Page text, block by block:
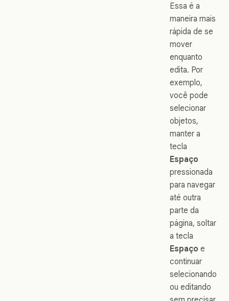
Essa é a
maneira mais
rápida de se
mover
enquanto
edita. Por
exemplo,
você pode
selecionar
objetos,
manter a
tecla
Espaço
pressionada
para navegar
até outra
parte da
página, soltar
a tecla
Espaço e
continuar
selecionando
ou editando